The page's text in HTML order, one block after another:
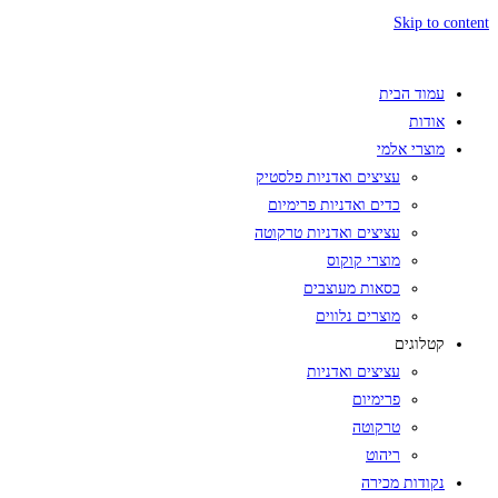
Skip to content
עמוד הבית
אודות
מוצרי אלמי
עציצים ואדניות פלסטיק
כדים ואדניות פרימיום
עציצים ואדניות טרקוטה
מוצרי קוקוס
כסאות מעוצבים
מוצרים נלווים
קטלוגים
עציצים ואדניות
פרימיום
טרקוטה
ריהוט
נקודות מכירה